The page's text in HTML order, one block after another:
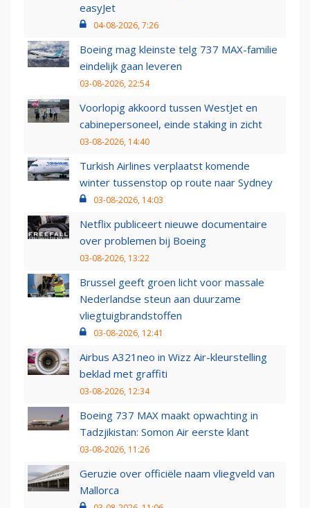
easyJet
04-08-2026, 7:26
Boeing mag kleinste telg 737 MAX-familie
eindelijk gaan leveren
03-08-2026, 22:54
Voorlopig akkoord tussen WestJet en
cabinepersoneel, einde staking in zicht
03-08-2026, 14:40
Turkish Airlines verplaatst komende
winter tussenstop op route naar Sydney
03-08-2026, 14:03
Netflix publiceert nieuwe documentaire
over problemen bij Boeing
03-08-2026, 13:22
Brussel geeft groen licht voor massale
Nederlandse steun aan duurzame
vliegtuigbrandstoffen
03-08-2026, 12:41
Airbus A321neo in Wizz Air-kleurstelling
beklad met graffiti
03-08-2026, 12:34
Boeing 737 MAX maakt opwachting in
Tadzjikistan: Somon Air eerste klant
03-08-2026, 11:26
Geruzie over officiële naam vliegveld van
Mallorca